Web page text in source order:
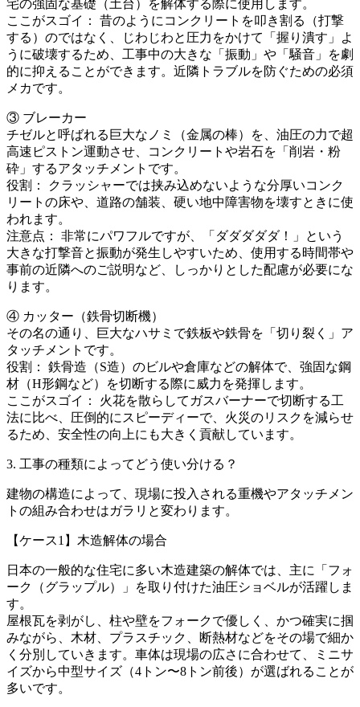
宅の強固な基礎（土台）を解体する際に使用します。
ここがスゴイ： 昔のようにコンクリートを叩き割る（打撃
する）のではなく、じわじわと圧力をかけて「握り潰す」よ
うに破壊するため、工事中の大きな「振動」や「騒音」を劇
的に抑えることができます。近隣トラブルを防ぐための必須
メカです。
③ ブレーカー
チゼルと呼ばれる巨大なノミ（金属の棒）を、油圧の力で超
高速ピストン運動させ、コンクリートや岩石を「削岩・粉
砕」するアタッチメントです。
役割： クラッシャーでは挟み込めないような分厚いコンク
リートの床や、道路の舗装、硬い地中障害物を壊すときに使
われます。
注意点： 非常にパワフルですが、「ダダダダダ！」という
大きな打撃音と振動が発生しやすいため、使用する時間帯や
事前の近隣へのご説明など、しっかりとした配慮が必要にな
ります。
④ カッター（鉄骨切断機）
その名の通り、巨大なハサミで鉄板や鉄骨を「切り裂く」ア
タッチメントです。
役割： 鉄骨造（S造）のビルや倉庫などの解体で、強固な鋼
材（H形鋼など）を切断する際に威力を発揮します。
ここがスゴイ： 火花を散らしてガスバーナーで切断する工
法に比べ、圧倒的にスピーディーで、火災のリスクを減らせ
るため、安全性の向上にも大きく貢献しています。
3. 工事の種類によってどう使い分ける？
建物の構造によって、現場に投入される重機やアタッチメン
トの組み合わせはガラリと変わります。
【ケース1】木造解体の場合
日本の一般的な住宅に多い木造建築の解体では、主に「フォ
ーク（グラップル）」を取り付けた油圧ショベルが活躍しま
す。
屋根瓦を剥がし、柱や壁をフォークで優しく、かつ確実に掴
みながら、木材、プラスチック、断熱材などをその場で細か
く分別していきます。車体は現場の広さに合わせて、ミニサ
イズから中型サイズ（4トン〜8トン前後）が選ばれることが
多いです。